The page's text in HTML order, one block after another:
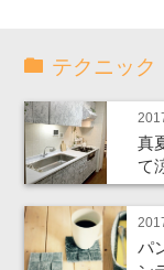
テクニック
真
て
パ